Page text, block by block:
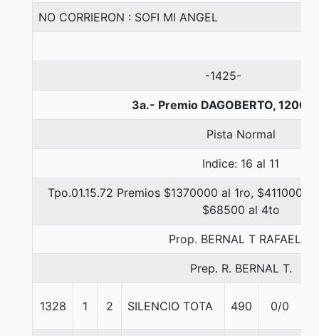
NO CORRIERON : SOFI MI ANGEL
-1425-
3a.- Premio DAGOBERTO, 1200
Pista Normal
Indice: 16 al 11
Tpo.01.15.72 Premios $1370000 al 1ro, $411000
$68500 al 4to
Prop. BERNAL T RAFAEL A
Prep. R. BERNAL T.
1328 1 2 SILENCIO TOTA 490 0/0